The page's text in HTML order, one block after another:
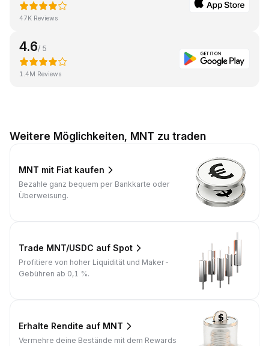
47K Reviews
4.6/ 5
1.4M Reviews
Weitere Möglichkeiten, MNT zu traden
MNT mit Fiat kaufen
Bezahle ganz bequem per Bankkarte oder
Überweisung.
Trade MNT/USDC auf Spot
Profitiere von hoher Liquidität und Maker-
Gebühren ab 0,1 %.
Erhalte Rendite auf MNT
Vermehre deine Bestände mit dem Rewards